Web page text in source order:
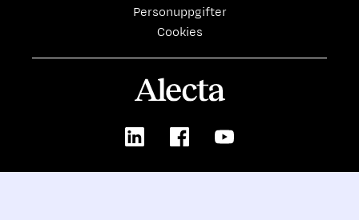
Personuppgifter
Cookies
LinkedIn FacebookYoutube
Alecta